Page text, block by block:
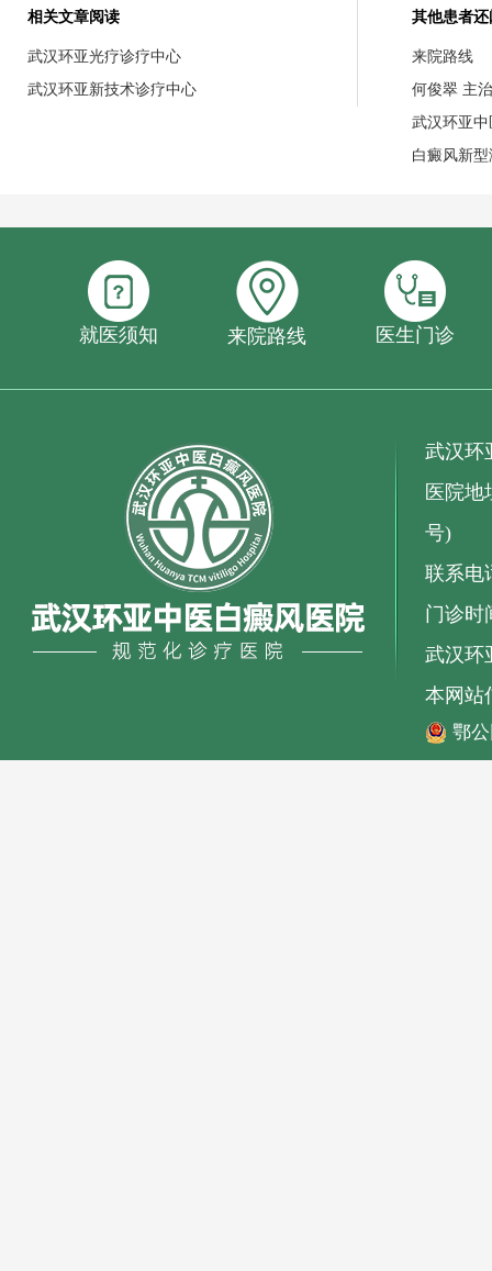
相关文章阅读
武汉环亚光疗诊疗中心
武汉环亚新技术诊疗中心
其他患者
来院路线
何俊翠 主
武汉环亚
白癜风新
就医须知 来院路线 医生门诊
武汉环
医院地
号)
联系电
门诊时
武汉环
本网站
鄂